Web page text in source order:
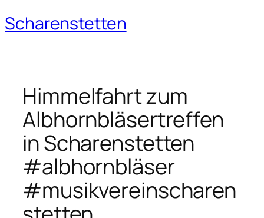
Zum
Inhalt
Scharenstetten
Himmelfahrt zum
Albhornbläsertreffen
in Scharenstetten
#albhornbläser
#musikvereinscharen